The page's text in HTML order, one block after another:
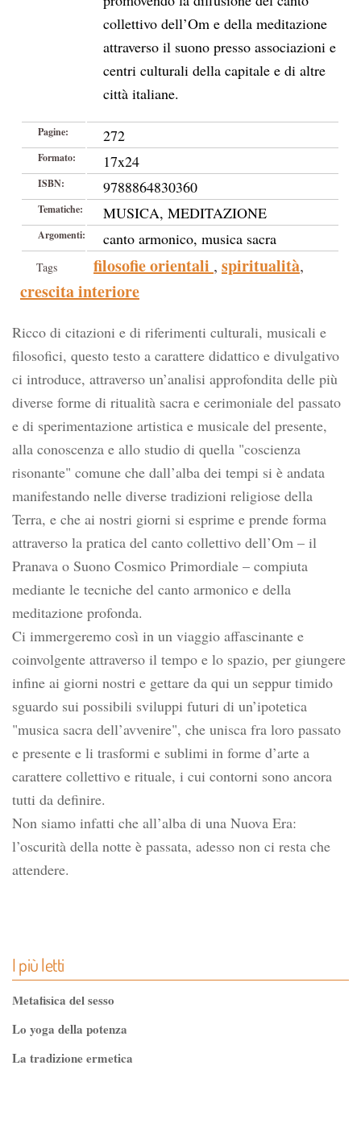
collettivo dell’Om e della meditazione
attraverso il suono presso associazioni e
centri culturali della capitale e di altre
città italiane.
Pagine: 272
Formato: 17x24
ISBN: 9788864830360
Tematiche: MUSICA, MEDITAZIONE
Argomenti: canto armonico, musica sacra
Tags filosofie orientali , spiritualità,
crescita interiore
Ricco di citazioni e di riferimenti culturali, musicali e
filosofici, questo testo a carattere didattico e divulgativo
ci introduce, attraverso un’analisi approfondita delle più
diverse forme di ritualità sacra e cerimoniale del passato
e di sperimentazione artistica e musicale del presente,
alla conoscenza e allo studio di quella "coscienza
risonante" comune che dall’alba dei tempi si è andata
manifestando nelle diverse tradizioni religiose della
Terra, e che ai nostri giorni si esprime e prende forma
attraverso la pratica del canto collettivo dell’Om – il
Pranava o Suono Cosmico Primordiale – compiuta
mediante le tecniche del canto armonico e della
meditazione profonda.
Ci immergeremo così in un viaggio affascinante e
coinvolgente attraverso il tempo e lo spazio, per giungere
infine ai giorni nostri e gettare da qui un seppur timido
sguardo sui possibili sviluppi futuri di un’ipotetica
"musica sacra dell’avvenire", che unisca fra loro passato
e presente e li trasformi e sublimi in forme d’arte a
carattere collettivo e rituale, i cui contorni sono ancora
tutti da definire.
Non siamo infatti che all’alba di una Nuova Era:
l’oscurità della notte è passata, adesso non ci resta che
attendere.
I più letti
Metafisica del sesso
Lo yoga della potenza
La tradizione ermetica